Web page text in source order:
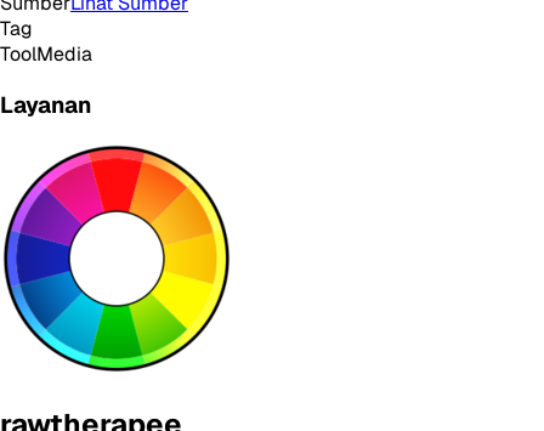
Tag
ToolMedia
Layanan